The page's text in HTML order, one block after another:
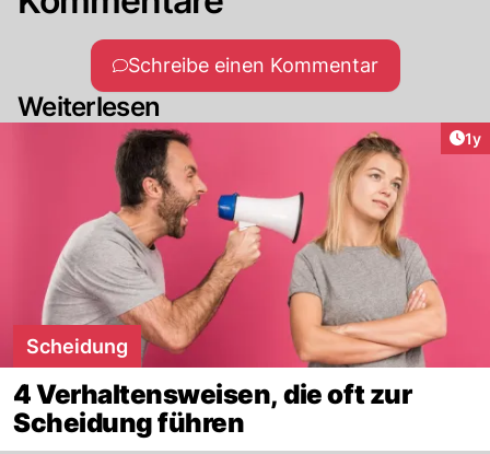
Schreibe einen Kommentar
Weiterlesen
1y
Scheidung
4 Verhaltensweisen, die oft zur
Scheidung führen